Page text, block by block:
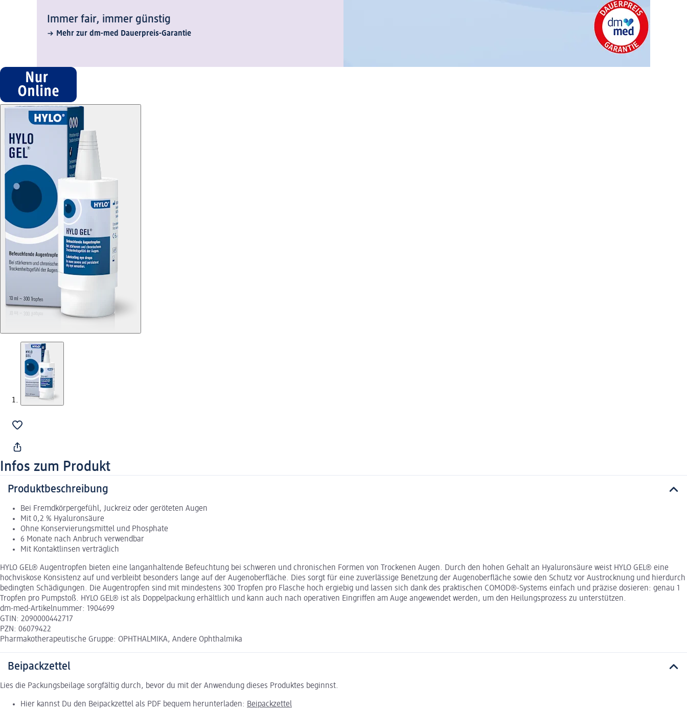
Immer fair,­ immer günstig
Mehr zur dm-med Dauerpreis-Garantie
Infos zum Produkt
Produktbeschreibung
Bei Fremdkörpergefühl, Juckreiz oder geröteten Augen
Mit 0,2 % Hyaluronsäure
Ohne Konservierungsmittel und Phosphate
6 Monate nach Anbruch verwendbar
Mit Kontaktlinsen verträglich
HYLO GEL® Augentropfen bieten eine langanhaltende Befeuchtung bei schweren und chronischen Formen von Trockenen Augen. Durch den hohen Gehalt an Hyaluronsäure weist HYLO GEL® eine
hochviskose Konsistenz auf und verbleibt besonders lange auf der Augenoberfläche. Dies sorgt für eine zuverlässige Benetzung der Augenoberfläche sowie den Schutz vor Austrocknung und hierdurch
bedingten Schädigungen. Die Augentropfen sind mit mindestens 300 Tropfen pro Flasche hoch ergiebig und lassen sich dank des praktischen COMOD®-Systems einfach und präzise dosieren: genau 1
Tropfen pro Pumpstoß. HYLO GEL® ist als Doppelpackung erhältlich und kann auch nach operativen Eingriffen am Auge angewendet werden, um den Heilungsprozess zu unterstützen.
dm-med-Artikelnummer: 1904699
GTIN: 2090000442717
PZN: 06079422
Pharmakotherapeutische Gruppe: OPHTHALMIKA, Andere Ophthalmika
Beipackzettel
Lies die Packungsbeilage sorgfältig durch, bevor du mit der Anwendung dieses Produktes beginnst.
Hier kannst Du den Beipackzettel als PDF bequem herunterladen: Beipackzettel